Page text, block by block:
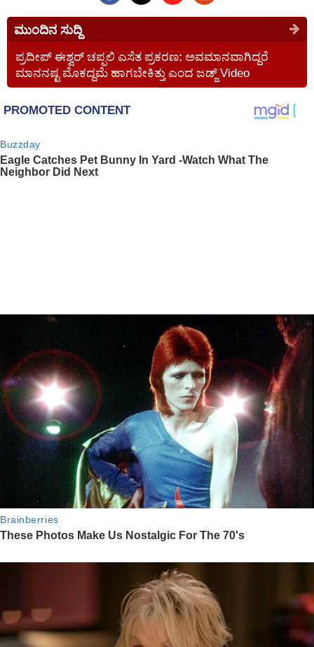
ಮುಂದಿನ ಸುದ್ದಿ
ಪ್ರದೀಪ್ ಈಶ್ವರ್ ಚಪ್ಪಲಿ ಎಸೆತ ಪ್ರಕರಣ: ಅವಮಾನವಾಗಿದ್ದರೆ
ಮಾನನಷ್ಟ ಮೊಕದ್ದಮೆ ಹಾಗಬೇಕಿತ್ತು ಎಂದ ಜಡ್ಜ್ Video